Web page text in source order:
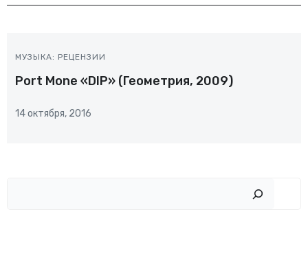
МУЗЫКА: РЕЦЕНЗИИ
Port Mone «DIP» (Геометрия, 2009)
14 октября, 2016